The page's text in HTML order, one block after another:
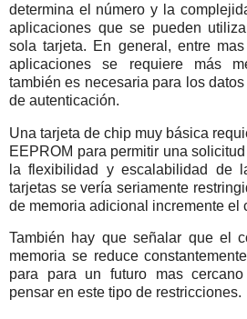
determina el número y la
aplicaciones que se pueden
sola tarjeta. En general, entre
aplicaciones se requiere más
también es necesaria para los
de autenticación.
Una tarjeta de chip muy básica
EEPROM para permitir una
la flexibilidad y escalabilidad de
tarjetas se vería seriamente
de memoria adicional incremente el
También hay que señalar que el
memoria se reduce
para para un futuro mas
pensar en este tipo de restricciones.